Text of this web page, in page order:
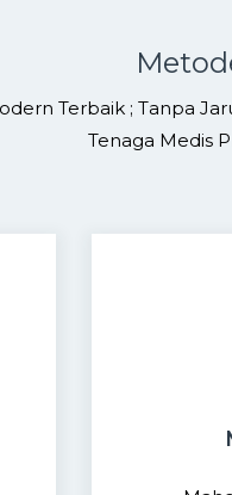
Terbaik ; Tanpa
Tenaga Medis